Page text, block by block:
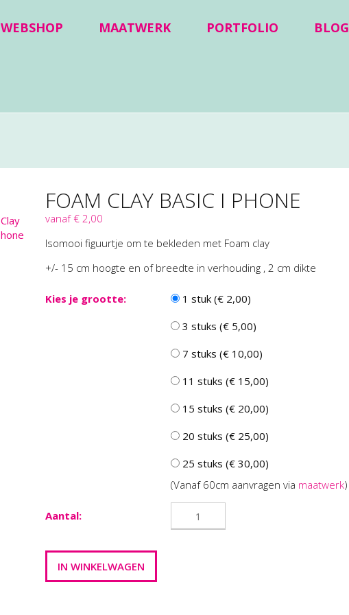
WEBSHOP MAATWERK PORTFOLIO BLOG
FOAM CLAY BASIC I PHONE
vanaf € 2,00
Isomooi figuurtje om te bekleden met Foam clay
+/- 15 cm hoogte en of breedte in verhouding , 2 cm dikte
Kies je grootte:
1 stuk (€ 2,00)
3 stuks (€ 5,00)
7 stuks (€ 10,00)
11 stuks (€ 15,00)
15 stuks (€ 20,00)
20 stuks (€ 25,00)
25 stuks (€ 30,00)
(Vanaf 60cm aanvragen via maatwerk)
Aantal: